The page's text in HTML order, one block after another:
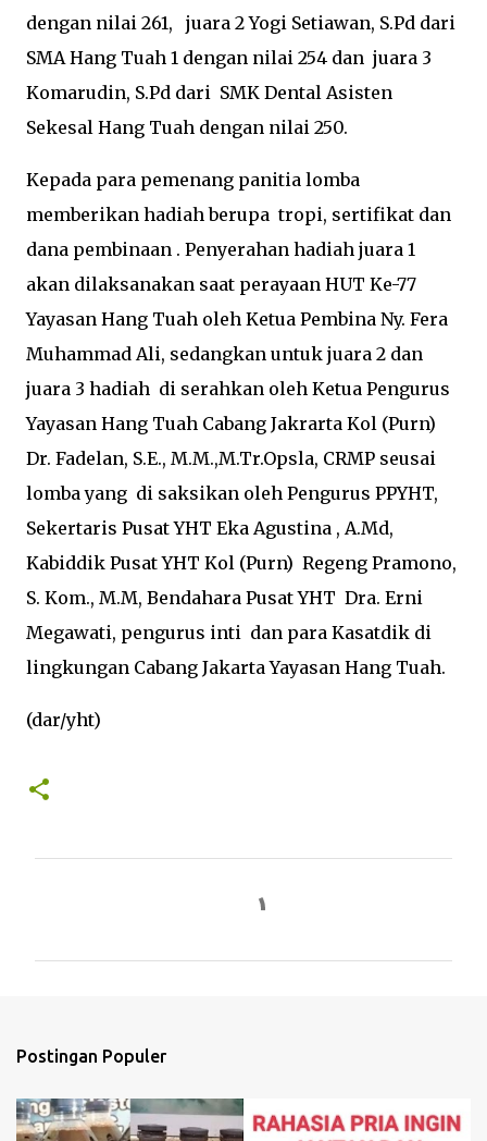
dengan nilai 261, juara 2 Yogi Setiawan, S.Pd dari
SMA Hang Tuah 1 dengan nilai 254 dan juara 3
Komarudin, S.Pd dari SMK Dental Asisten
Sekesal Hang Tuah dengan nilai 250.
Kepada para pemenang panitia lomba
memberikan hadiah berupa tropi, sertifikat dan
dana pembinaan . Penyerahan hadiah juara 1
akan dilaksanakan saat perayaan HUT Ke-77
Yayasan Hang Tuah oleh Ketua Pembina Ny. Fera
Muhammad Ali, sedangkan untuk juara 2 dan
juara 3 hadiah di serahkan oleh Ketua Pengurus
Yayasan Hang Tuah Cabang Jakrarta Kol (Purn)
Dr. Fadelan, S.E., M.M.,M.Tr.Opsla, CRMP seusai
lomba yang di saksikan oleh Pengurus PPYHT,
Sekertaris Pusat YHT Eka Agustina , A.Md,
Kabiddik Pusat YHT Kol (Purn) Regeng Pramono,
S. Kom., M.M, Bendahara Pusat YHT Dra. Erni
Megawati, pengurus inti dan para Kasatdik di
lingkungan Cabang Jakarta Yayasan Hang Tuah.
(dar/yht)
r
Postingan Populer